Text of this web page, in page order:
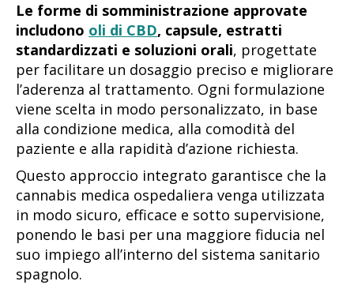
Le forme di somministrazione approvate
includono oli di CBD, capsule, estratti
standardizzati e soluzioni orali, progettate
per facilitare un dosaggio preciso e migliorare
l’aderenza al trattamento. Ogni formulazione
viene scelta in modo personalizzato, in base
alla condizione medica, alla comodità del
paziente e alla rapidità d’azione richiesta.
Questo approccio integrato garantisce che la
cannabis medica ospedaliera venga utilizzata
in modo sicuro, efficace e sotto supervisione,
ponendo le basi per una maggiore fiducia nel
suo impiego all’interno del sistema sanitario
spagnolo.